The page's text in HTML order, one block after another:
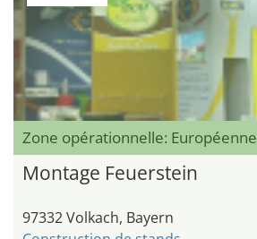
Zone opérationnelle: Européenne
Montage Feuerstein
97332 Volkach, Bayern